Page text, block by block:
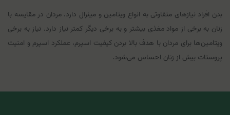
بدن افراد نیازهای متفاوتی به انواع ویتامین و مینرال دارد. مردان در مقایسه با
زنان به برخی از مواد مغذی بیشتر و به برخی دیگر کمتر نیاز دارد. نیاز به برخی
ویتامین‌ها برای مردان با هدف بالا بردن کیفیت اسپرم، عملکرد اسپرم و امنیت
پروستات بیش از زنان احساس می‌شود.